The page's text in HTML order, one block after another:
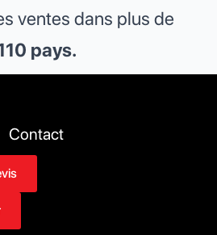
ventes dans plus de
pays.
Contact